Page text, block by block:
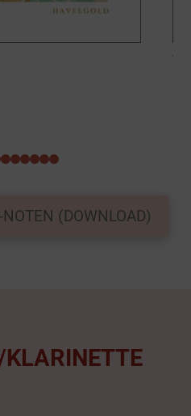
456789
(DOWNLOAD)